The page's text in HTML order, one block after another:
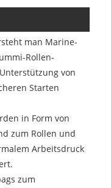
man Marine-
Rollen-
von
Starten
in Form von
zum Rollen und
Arbeitsdruck
zum